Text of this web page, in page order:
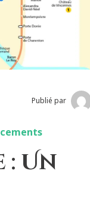
Publié par
Un